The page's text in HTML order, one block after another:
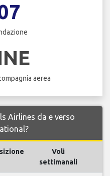
aerea
Airlines da e verso
Voli
settimanali